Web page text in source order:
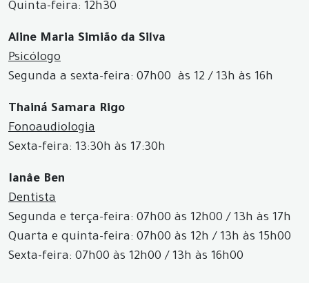
Quinta-feira: 12h30
Aline Maria Simião da Silva
Psicólogo
Segunda a sexta-feira: 07h00 às 12 / 13h às 16h
Thainá Samara Rigo
Fonoaudiologia
Sexta-feira: 13:30h às 17:30h
Ianâe Ben
Dentista
Segunda e terça-feira: 07h00 às 12h00 / 13h às 17h
Quarta e quinta-feira: 07h00 às 12h / 13h às 15h00
Sexta-feira: 07h00 às 12h00 / 13h às 16h00